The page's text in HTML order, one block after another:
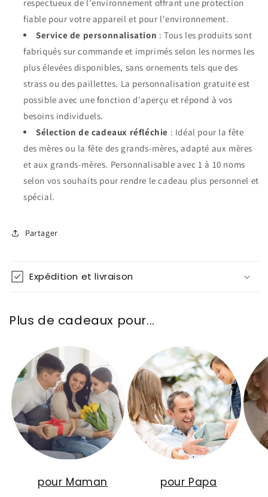
respectueux de l'environnement offrant une protection
fiable pour votre appareil et pour l'environnement.
Service de personnalisation : Tous les produits sont
fabriqués sur commande et imprimés selon les normes les
plus élevées disponibles, sans ornements tels que des
strass ou des paillettes. La personnalisation gratuite est
possible avec une fonction d'aperçu et répond à vos
besoins individuels.
Sélection de cadeaux réfléchie : Idéal pour la fête
des mères ou la fête des grands-mères, adapté aux mères
et aux grands-mères. Personnalisable avec 1 à 10 noms
selon vos souhaits pour rendre le cadeau plus personnel et
spécial.
Partager
Expédition et livraison
Plus de cadeaux pour...
pour Maman pour Papa